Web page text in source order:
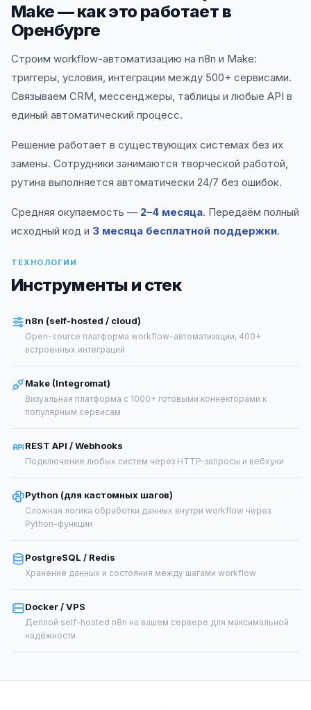
Make — как это работает в
Оренбурге
Строим workflow-автоматизацию на n8n и Make:
триггеры, условия, интеграции между 500+ сервисами.
Связываем CRM, мессенджеры, таблицы и любые API в
единый автоматический процесс.
Решение работает в существующих системах без их
замены. Сотрудники занимаются творческой работой,
рутина выполняется автоматически 24/7 без ошибок.
Средняя окупаемость — 2–4 месяца. Передаём полный
исходный код и 3 месяца бесплатной поддержки.
ТЕХНОЛОГИИ
Инструменты и стек
n8n (self-hosted / cloud)
Open-source платформа workflow-автоматизации, 400+
встроенных интеграций
Make (Integromat)
Визуальная платформа с 1000+ готовыми коннекторами к
популярным сервисам
REST API / Webhooks
Подключение любых систем через HTTP-запросы и вебхуки
Python (для кастомных шагов)
Сложная логика обработки данных внутри workflow через
Python-функции
PostgreSQL / Redis
Хранение данных и состояния между шагами workflow
Docker / VPS
Деплой self-hosted n8n на вашем сервере для максимальной
надёжности